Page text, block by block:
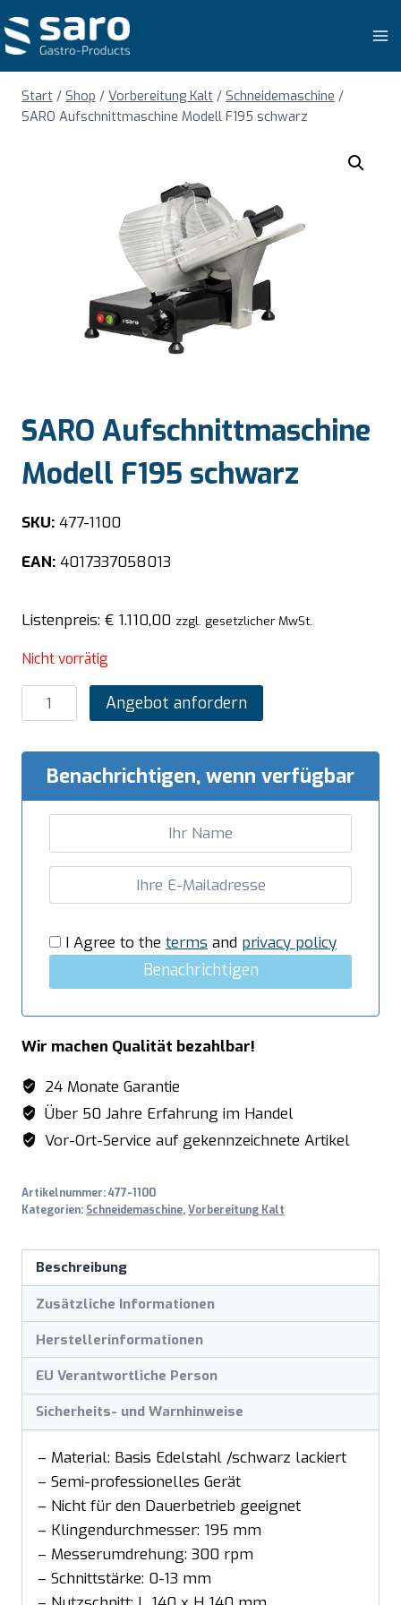
Inhalt
springen
Start / Shop / Vorbereitung Kalt / Schneidemaschine /
SARO Aufschnittmaschine Modell F195 schwarz
SARO Aufschnittmaschine
Modell F195 schwarz
SKU: 477-1100
EAN: 4017337058013
Listenpreis: € 1.110,00 zzgl. gesetzlicher MwSt.
Nicht vorrätig
SARO
Aufschnittmaschine
F195
Menge
Angebot anfordern
Benachrichtigen, wenn verfügbar
I Agree to the terms and privacy policy
Benachrichtigen
Wir machen Qualität bezahlbar!
24 Monate Garantie
Über 50 Jahre Erfahrung im Handel
Vor-Ort-Service auf gekennzeichnete Artikel
Artikelnummer:477-1100
Kategorien: Schneidemaschine,Vorbereitung Kalt
Beschreibung
Zusätzliche Informationen
Herstellerinformationen
EU Verantwortliche Person
Sicherheits- und Warnhinweise
– Material: Basis Edelstahl /schwarz lackiert
– Semi-professionelles Gerät
– Nicht für den Dauerbetrieb geeignet
– Klingendurchmesser: 195 mm
– Messerumdrehung: 300 rpm
– Schnittstärke: 0-13 mm